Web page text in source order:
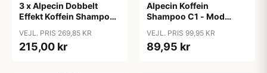
3 x Alpecin Dobbelt
Effekt Koffein Shampoo
VEJL. PRIS 269,85 KR
215,00 kr
Alpecin Koffein
Shampoo C1 - Mod
VEJL. PRIS 99,95 KR
89,95 kr